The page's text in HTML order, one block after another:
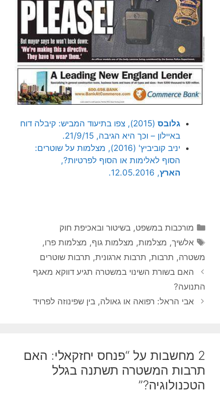
גלובס
(2015), צפו בתיעוד המביש: קיבלה דוח
באיילון – וכך היא הגיבה, 21/9/15.
יניב קוביביץ' (2016), מצלמות על שוטרים:
הסוף לאלימות או הסוף לפרטיות?,
הארץ, 12.05.2016.
קטגוריות
מורכבות במשפט, בשיטור ובאכיפת חוק
תגיות
אלשיך, מצלמות, מצלמות גוף, מצלמות פרו,
משטרה, תרבות, תרבות ארגונית, תרבות שוטרים
האם בשורת השינוי במשטרה תגיע דווקא מאגף
התנועה?
אבי הראל: רפואה או גאולה, בין שפינוזה לפרויד
2 מחשבות על “פנחס יחזקאלי: האם
תרבות המשטרה תשתנה בגלל
הטכנולוגיה?”